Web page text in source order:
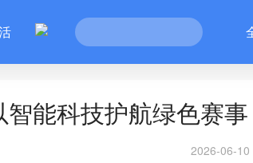
能科技护航绿色赛事
2026-06-10